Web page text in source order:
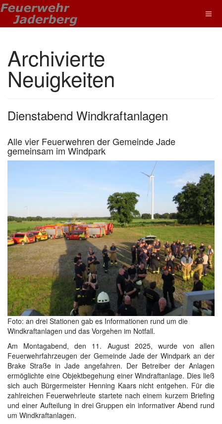
Archivierte
Neuigkeiten
Dienstabend Windkraftanlagen
Alle vier Feuerwehren der Gemeinde Jade
gemeinsam im Windpark
Foto: an drei Stationen gab es Informationen rund um die
Windkraftanlagen und das Vorgehen im Notfall.
Am Montagabend, den 11. August 2025, wurde von allen
Feuerwehrfahrzeugen der Gemeinde Jade der Windpark an der
Brake Straße in Jade angefahren. Der Betreiber der Anlagen
ermöglichte eine Objektbegehung einer Windraftanlage. Dies ließ
sich auch Bürgermeister Henning Kaars nicht entgehen. Für die
zahlreichen Feuerwehrleute startete nach einem kurzem Briefing
und einer Aufteilung in drei Gruppen ein informativer Abend rund
um Windkraftanlagen.